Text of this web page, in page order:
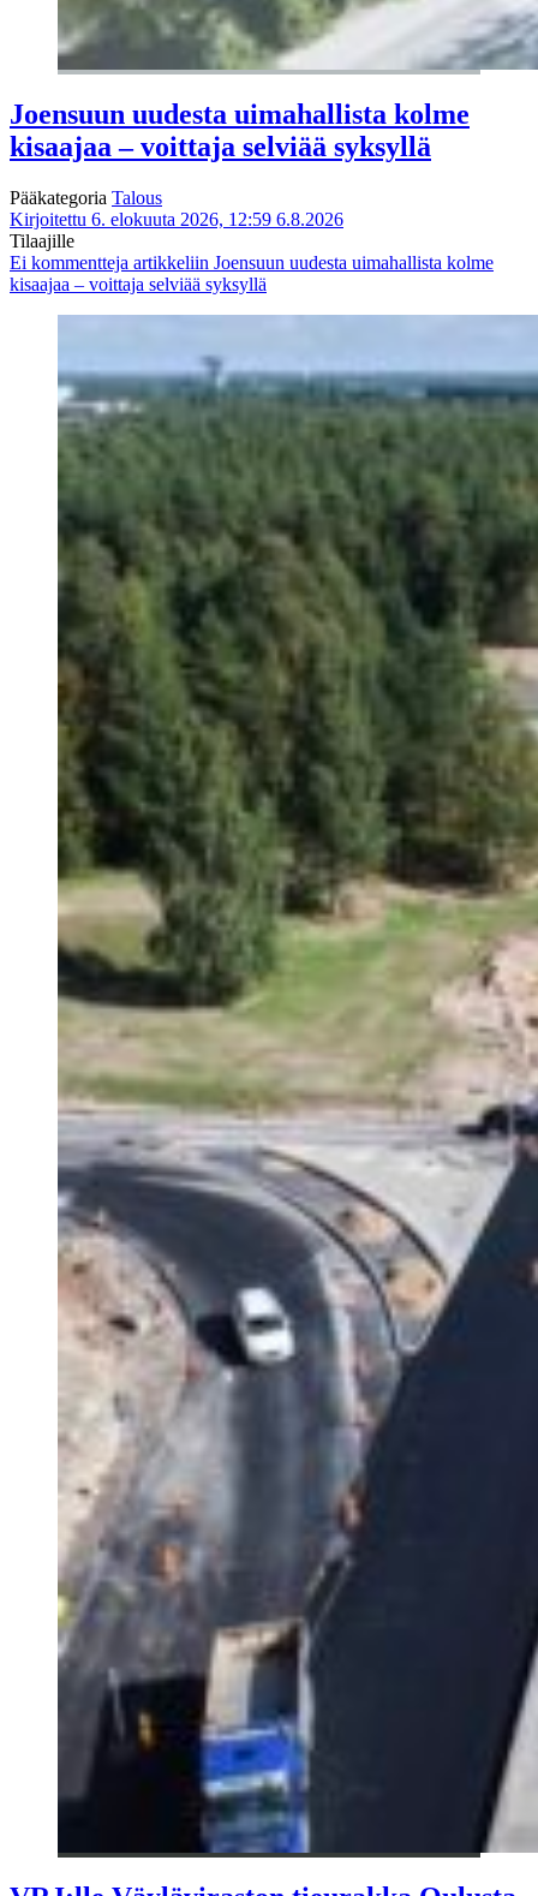
Joensuun uudesta uimahallista kolme
kisaajaa – voittaja selviää syksyllä
Pääkategoria Talous
Kirjoitettu 6. elokuuta 2026, 12:59 6.8.2026
Tilaajille
Ei kommentteja artikkeliin Joensuun uudesta uimahallista kolme
kisaajaa – voittaja selviää syksyllä